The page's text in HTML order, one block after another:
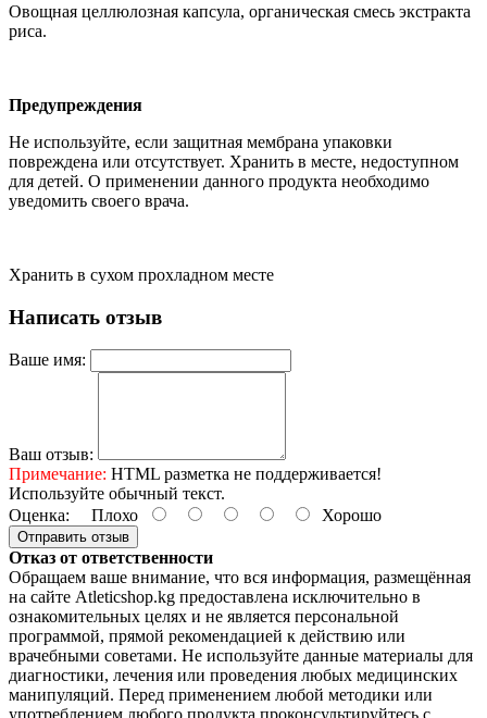
Овощная целлюлозная капсула, органическая смесь экстракта
риса.
Предупреждения
Не используйте, если защитная мембрана упаковки
повреждена или отсутствует. Хранить в месте, недоступном
для детей. О применении данного продукта необходимо
уведомить своего врача.
Хранить в сухом прохладном месте
Написать отзыв
Ваше имя:
Ваш отзыв:
Примечание: HTML разметка не поддерживается!
Используйте обычный текст.
Оценка: Плохо Хорошо
Отправить отзыв
Отказ от ответственности
Обращаем ваше внимание, что вся информация, размещённая
на сайте Atleticshop.kg предоставлена исключительно в
ознакомительных целях и не является персональной
программой, прямой рекомендацией к действию или
врачебными советами. Не используйте данные материалы для
диагностики, лечения или проведения любых медицинских
манипуляций. Перед применением любой методики или